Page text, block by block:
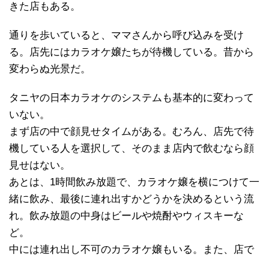
きた店もある。
通りを歩いていると、ママさんから呼び込みを受け
る。店先にはカラオケ嬢たちが待機している。昔から
変わらぬ光景だ。
タニヤの日本カラオケのシステムも基本的に変わって
いない。
まず店の中で顔見せタイムがある。むろん、店先で待
機している人を選択して、そのまま店内で飲むなら顔
見せはない。
あとは、1時間飲み放題で、カラオケ嬢を横につけて一
緒に飲み、最後に連れ出すかどうかを決めるという流
れ。飲み放題の中身はビールや焼酎やウィスキーな
ど。
中には連れ出し不可のカラオケ嬢もいる。また、店で